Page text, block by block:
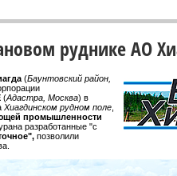
руднике АО
(Баунтовский район,
(Адастра, Москва) в
Хиагдинском рудном поле
промышленности
разработанные "с
позволили